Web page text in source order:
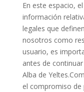
En este espacio,
información
legales que
nosotros como
usuario, es
antes de
Alba de
el compromiso